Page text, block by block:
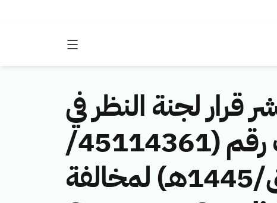
قرار لجنة النظر في
مخالفات نظام الاتصالات وتقنية المعلومات رقم (45114361/
ق/1445هـ) لمخالفة (Mobile Telecommunications